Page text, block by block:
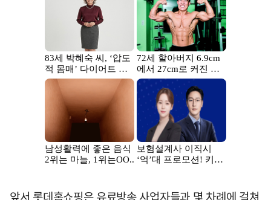
앞서 롯데홈쇼핑은 유료방송 사업자들과 몇 차례에 걸쳐